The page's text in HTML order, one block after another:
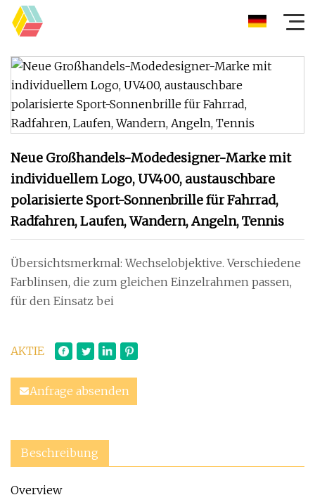
Neue Großhandels-Modedesigner-Marke mit
individuellem Logo, UV400, austauschbare
polarisierte Sport-Sonnenbrille für Fahrrad,
Radfahren, Laufen, Wandern, Angeln, Tennis
Übersichtsmerkmal: Wechselobjektive. Verschiedene
Farblinsen, die zum gleichen Einzelrahmen passen,
für den Einsatz bei
AKTIE
Anfrage absenden
Beschreibung
Overview